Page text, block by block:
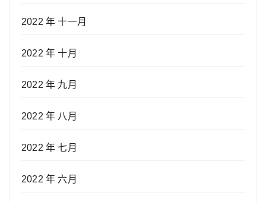
2022 年 十一月
2022 年 十月
2022 年 九月
2022 年 八月
2022 年 七月
2022 年 六月